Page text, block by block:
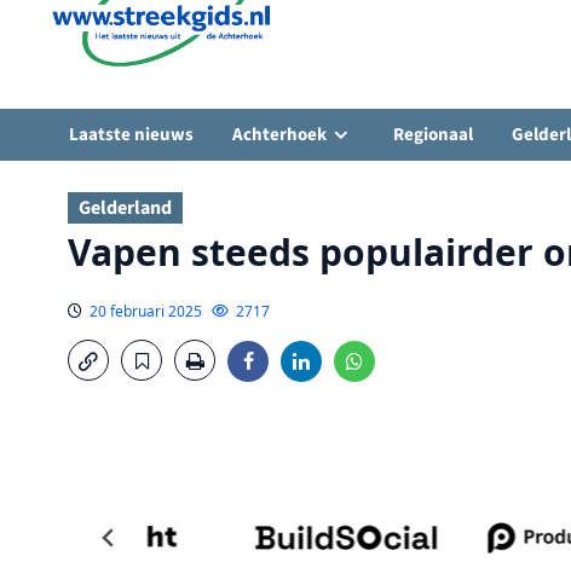
Laatste nieuws Achterhoek Regionaal
Gelderland
Vapen steeds populairder
20 februari 2025 2717